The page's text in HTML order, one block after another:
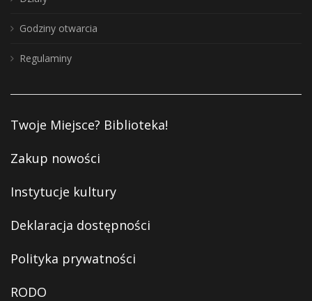
Godziny otwarcia
Regulaminy
Twoje Miejsce? Biblioteka!
Zakup nowości
Instytucje kultury
Deklaracja dostępności
Polityka prywatności
RODO